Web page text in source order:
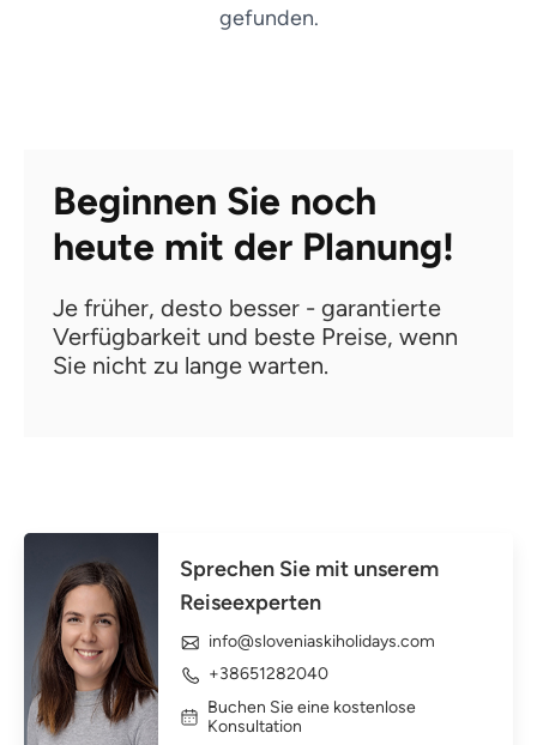
gefunden.
Beginnen Sie noch
heute mit der Planung!
Je früher, desto besser - garantierte
Verfügbarkeit und beste Preise, wenn
Sie nicht zu lange warten.
Sprechen Sie mit unserem
Reiseexperten
info@sloveniaskiholidays.com
+38651282040
Buchen Sie eine kostenlose
Konsultation